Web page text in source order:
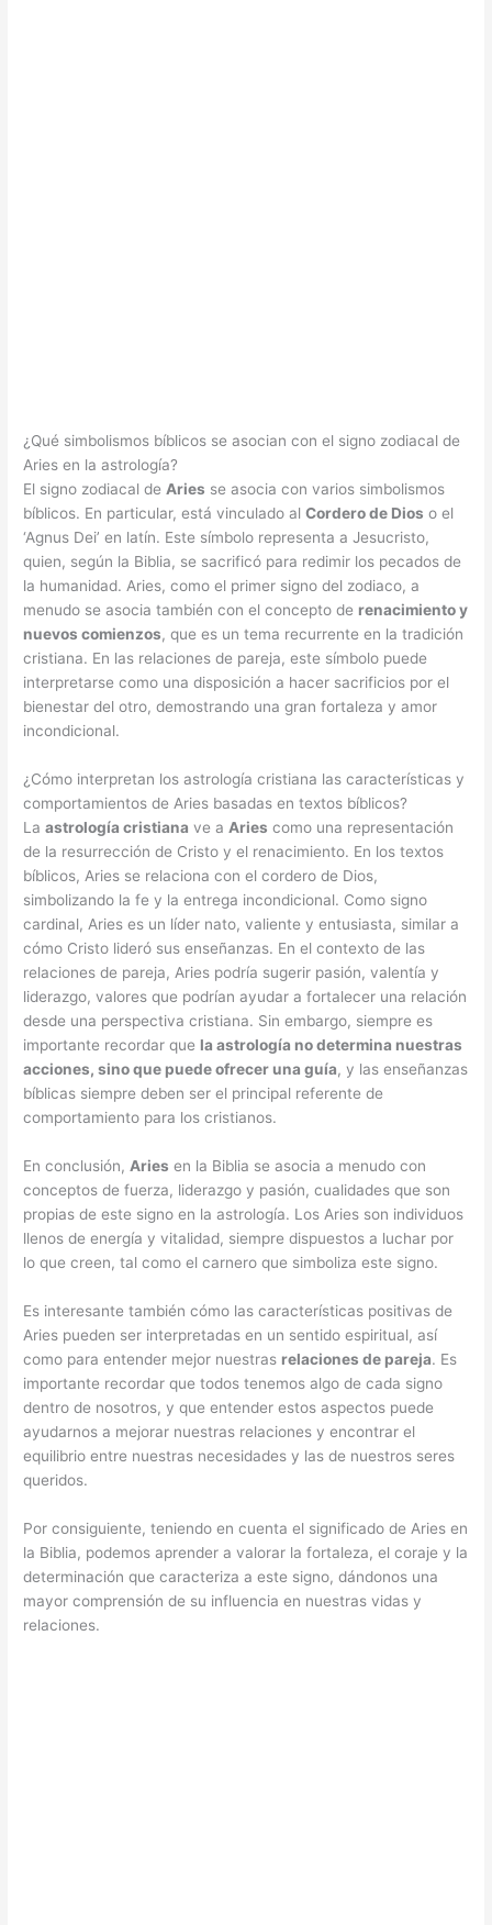
¿Qué simbolismos bíblicos se asocian con el signo zodiacal de
Aries en la astrología?
El signo zodiacal deAries se asocia con varios simbolismos
bíblicos. En particular, está vinculado alCordero de Dios o el
‘Agnus Dei’ en latín. Este símbolo representa a Jesucristo,
quien, según la Biblia, se sacrificó para redimir los pecados de
la humanidad. Aries, como el primer signo del zodiaco, a
menudo se asocia también con el concepto de renacimiento y
nuevos comienzos, que es un tema recurrente en la tradición
cristiana. En las relaciones de pareja, este símbolo puede
interpretarse como una disposición a hacer sacrificios por el
bienestar del otro, demostrando una gran fortaleza y amor
incondicional.
¿Cómo interpretan los astrología cristiana las características y
comportamientos de Aries basadas en textos bíblicos?
Laastrología cristiana ve aAries como una representación
de la resurrección de Cristo y el renacimiento. En los textos
bíblicos, Aries se relaciona con el cordero de Dios,
simbolizando la fe y la entrega incondicional. Como signo
cardinal, Aries es un líder nato, valiente y entusiasta, similar a
cómo Cristo lideró sus enseñanzas. En el contexto de las
relaciones de pareja, Aries podría sugerir pasión, valentía y
liderazgo, valores que podrían ayudar a fortalecer una relación
desde una perspectiva cristiana. Sin embargo, siempre es
importante recordar que la astrología no determina nuestras
acciones, sino que puede ofrecer una guía, y las enseñanzas
bíblicas siempre deben ser el principal referente de
comportamiento para los cristianos.
En conclusión, Aries en la Biblia se asocia a menudo con
conceptos de fuerza, liderazgo y pasión, cualidades que son
propias de este signo en la astrología. Los Aries son individuos
llenos de energía y vitalidad, siempre dispuestos a luchar por
lo que creen, tal como el carnero que simboliza este signo.
Es interesante también cómo las características positivas de
Aries pueden ser interpretadas en un sentido espiritual, así
como para entender mejor nuestras relaciones de pareja. Es
importante recordar que todos tenemos algo de cada signo
dentro de nosotros, y que entender estos aspectos puede
ayudarnos a mejorar nuestras relaciones y encontrar el
equilibrio entre nuestras necesidades y las de nuestros seres
queridos.
Por consiguiente, teniendo en cuenta el significado de Aries en
la Biblia, podemos aprender a valorar la fortaleza, el coraje y la
determinación que caracteriza a este signo, dándonos una
mayor comprensión de su influencia en nuestras vidas y
relaciones.